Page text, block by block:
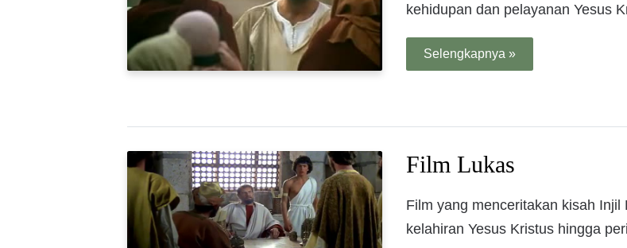
kehidupan dan pelayanan Yesus
Selengkapnya »
Film Lukas
Film yang menceritakan kisah
kelahiran Yesus Kristus hingga